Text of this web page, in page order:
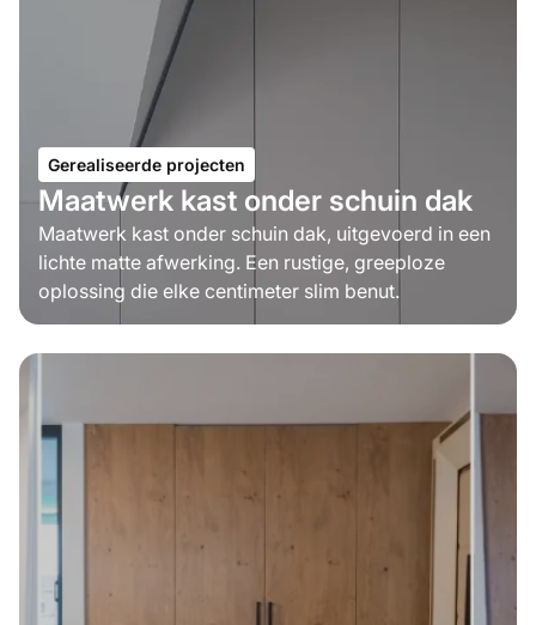
Gerealiseerde projecten
Maatwerk kast onder schuin dak
Maatwerk kast onder schuin dak, uitgevoerd in een
lichte matte afwerking. Een rustige, greeploze
oplossing die elke centimeter slim benut.